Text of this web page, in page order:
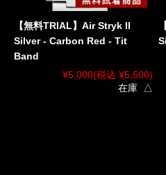
【無料TRIAL】Air Stryk II
Silver - Carbon Red - Tit
Band
¥5,000(税込 ¥5,500)
在庫 △